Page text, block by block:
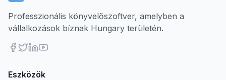
Professzionális könyvelőszoftver, amelyben a
vállalkozások bíznak Hungary területén.
Eszközök